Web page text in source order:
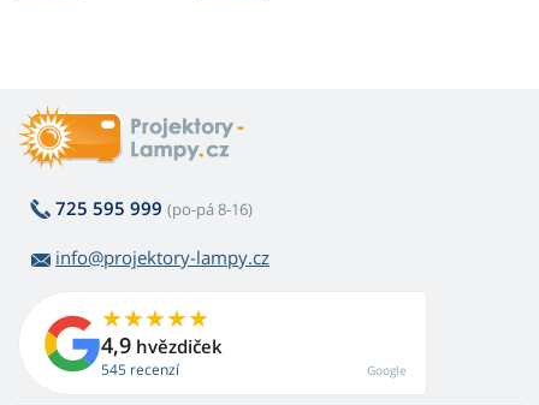
725 595 999 (po-pá 8-16)
info@projektory-lampy.cz
4,9 hvězdiček
545 recenzí Google